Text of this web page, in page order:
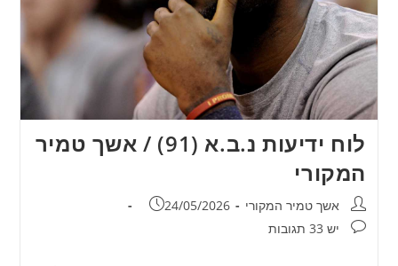
לוח ידיעות נ.ב.א (91) / אשך טמיר
המקורי
מחבר:אשך טמיר המקורי פורסם:
24/05/2026
תגובות:
יש 33 תגובות